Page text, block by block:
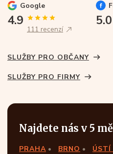
Google
4.9
111 recenzí
5.0
SLUŽBY PRO OBČANY
SLUŽBY PRO FIRMY
Najdete nás v 5
PRAHA BRNO
ÚSTÍ